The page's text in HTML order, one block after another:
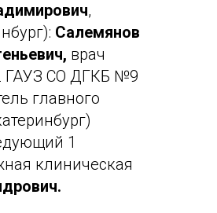
,
Салемянов
врач
ГАУЗ СО ДГКБ №9
главного
1
клиническая